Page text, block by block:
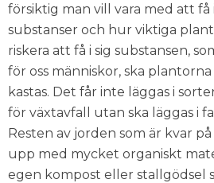
försiktig man vill vara med att få
substanser och hur viktiga
riskera att få i sig substansen,
för oss människor, ska
kastas. Det får inte läggas i
för växtavfall utan ska läggas i
Resten av jorden som är kvar
upp med mycket organiskt
egen kompost eller stallgödsel